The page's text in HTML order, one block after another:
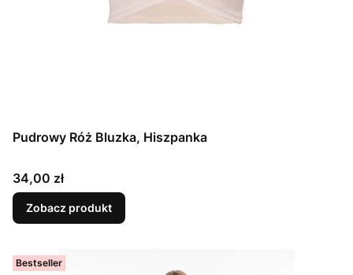
Pudrowy Róż Bluzka, Hiszpanka
Cena
34,00 zł
Zobacz produkt
Bestseller